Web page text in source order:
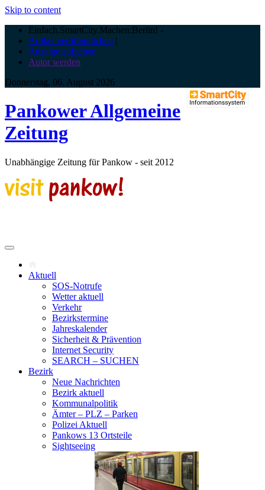
Skip to content
Einfach.SmartCity.Machen:Berlin! -
Artikel veröffentlichen |
Anzeige aufgeben |
Autor werden
Donnerstag, 06. August 2026
Pankower Allgemeine
Zeitung
Unabhängige Zeitung für Pankow - seit 2012
Aktuell
SOS-Notrufe
Wetter aktuell
Verkehr
Bezirkstermine
Jahreskalender
Sicherheit & Prävention
Internet Security
SEARCH – SUCHEN
Bezirk
Neue Nachrichten
Bezirk aktuell
Kommunalpolitik
Ämter – PLZ – Parken
Polizei Aktuell
Pankows 13 Ortsteile
Sightseeing